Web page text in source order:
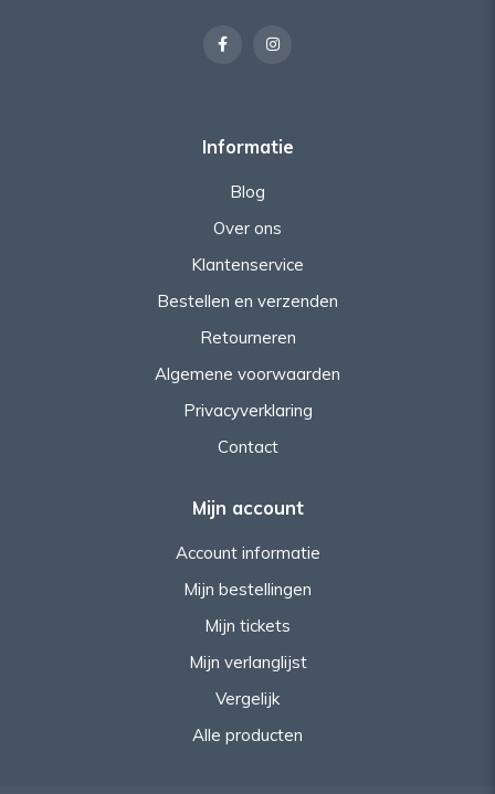
Informatie
Blog
Over ons
Klantenservice
Bestellen en verzenden
Retourneren
Algemene voorwaarden
Privacyverklaring
Contact
Mijn account
Account informatie
Mijn bestellingen
Mijn tickets
Mijn verlanglijst
Vergelijk
Alle producten